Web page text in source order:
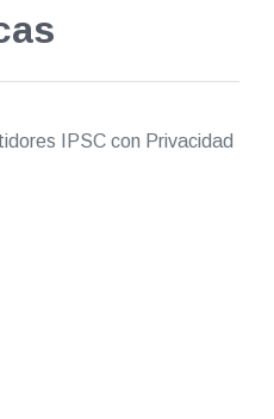
IPSC con Privacidad